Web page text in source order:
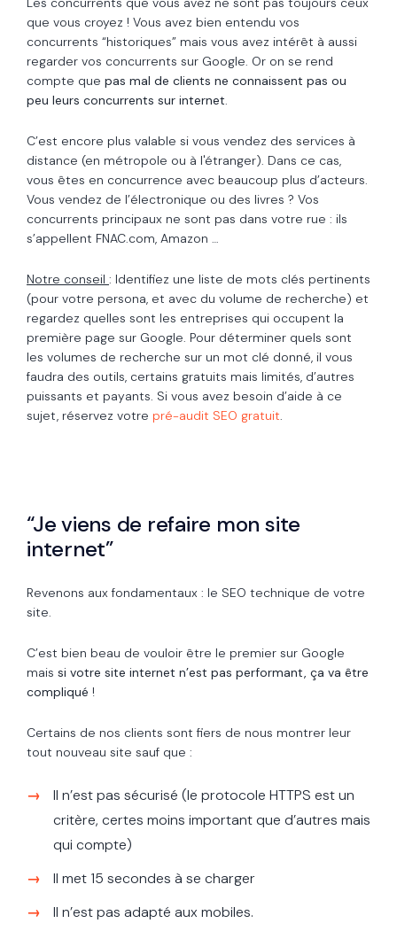
que vous croyez ! Vous avez bien entendu vos
concurrents “historiques” mais vous avez intérêt à aussi
regarder vos concurrents sur Google. Or on se rend
compte que pas mal de clients ne connaissent pas ou
peu leurs concurrents sur internet
C’est encore plus valable si vous vendez des services à
distance (en métropole ou à l'étranger). Dans ce cas,
vous êtes en concurrence avec beaucoup plus d’acteurs.
Vous vendez de l’électronique ou des livres ? Vos
concurrents principaux ne sont pas dans votre rue : ils
s’appellent FNAC.com, Amazon …
Notre conseil : Identifiez une liste de mots clés pertinents
(pour votre persona, et avec du volume de recherche) et
regardez quelles sont les entreprises qui occupent la
première page sur Google. Pour déterminer quels sont
les volumes de recherche sur un mot clé donné, il vous
faudra des outils, certains gratuits mais limités, d’autres
puissants et payants. Si vous avez besoin d’aide à ce
sujet, réservez votre pré-audit SEO gratuit
“Je viens de refaire mon site
internet”
Revenons aux fondamentaux : le SEO technique de votre
site.
C’est bien beau de vouloir être le premier sur Google
mais si votre site internet n’est pas performant, ça va être
compliqué !
Certains de nos clients sont fiers de nous montrer leur
tout nouveau site sauf que :
Il n’est pas sécurisé (le protocole HTTPS est un
critère, certes moins important que d’autres mais
qui compte)
Il met 15 secondes à se charger
Il n’est pas adapté aux mobiles.